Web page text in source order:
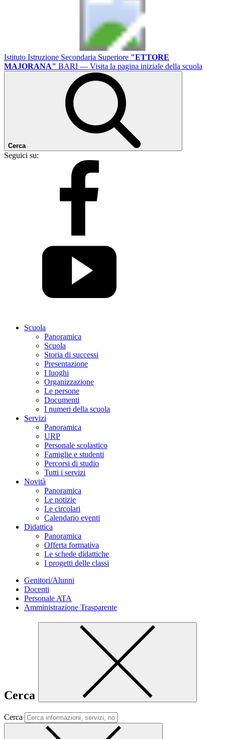
Istituto Istruzione Secondaria Superiore "ETTORE
MAJORANA" BARI — Visita la pagina iniziale della scuola
Cerca
Seguici su:
Scuola
Panoramica
Scuola
Storia di successi
Presentazione
I luoghi
Organizzazione
Le persone
Documenti
I numeri della scuola
Servizi
Panoramica
URP
Personale scolastico
Famiglie e studenti
Percorsi di studio
Tutti i servizi
Novità
Panoramica
Le notizie
Le circolari
Calendario eventi
Didattica
Panoramica
Offerta formativa
Le schede didattiche
I progetti delle classi
Genitori/Alunni
Docenti
Personale ATA
Amministrazione Trasparente
Cerca
Cerca